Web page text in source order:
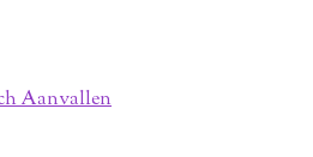
Aanvallen